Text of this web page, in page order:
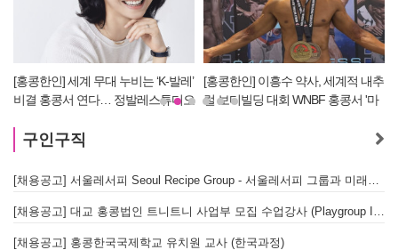
[홍콩한인] 세계 무대 누비는 ‘K-발레’
비결 홍콩서 연다… 정발레스튜디오
[홍콩한인] 이흥수 약사, 세계적 내추
럴 보디빌딩 대회 WNBF 홍콩서 '마
구인구직
[채용공고] 홍콩한국국제학교 유치원 교사 (한국과정)